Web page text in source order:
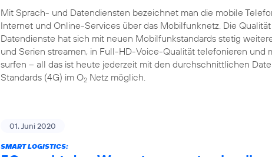
Mit Sprach- und Datendiensten bezeichnet man die mobile
Internet und Online-Services über das Mobilfunknetz. Die
Datendienste hat sich mit neuen Mobilfunkstandards stetig
und Serien streamen, in Full-HD-Voice-Qualität telefonieren und
surfen – all das ist heute jederzeit mit den durchschnittlichen
Standards (4G) im O2 Netz möglich.
01. Juni 2020
SMART LOGISTICS: